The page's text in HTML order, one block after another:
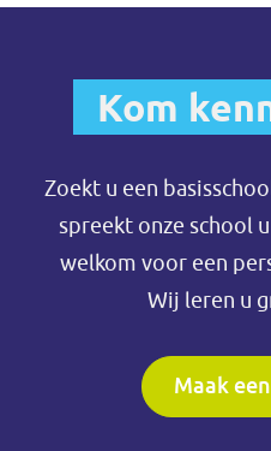
Kom
Zoekt u een
spreekt onze school
welkom voor een
Wij leren u
Maak